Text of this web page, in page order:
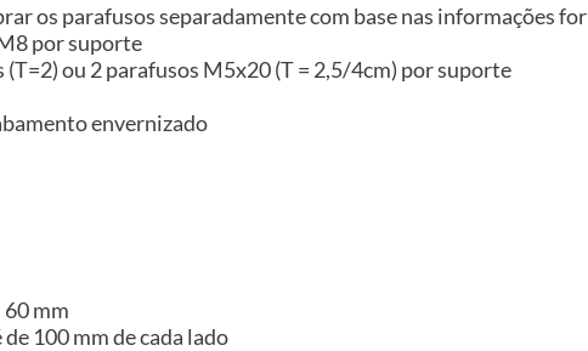
os parafusos separadamente com base nas informações
por suporte
ou 2 parafusos M5x20 (T = 2,5/4cm) por suporte
envernizado
mm
100 mm de cada lado